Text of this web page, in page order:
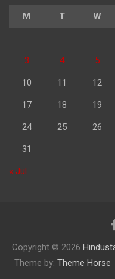
M T W
3 4 5
10 11 12
17 18 19
24 25 26
31
« Jul
Copyright © 2026
Theme by: Theme Horse